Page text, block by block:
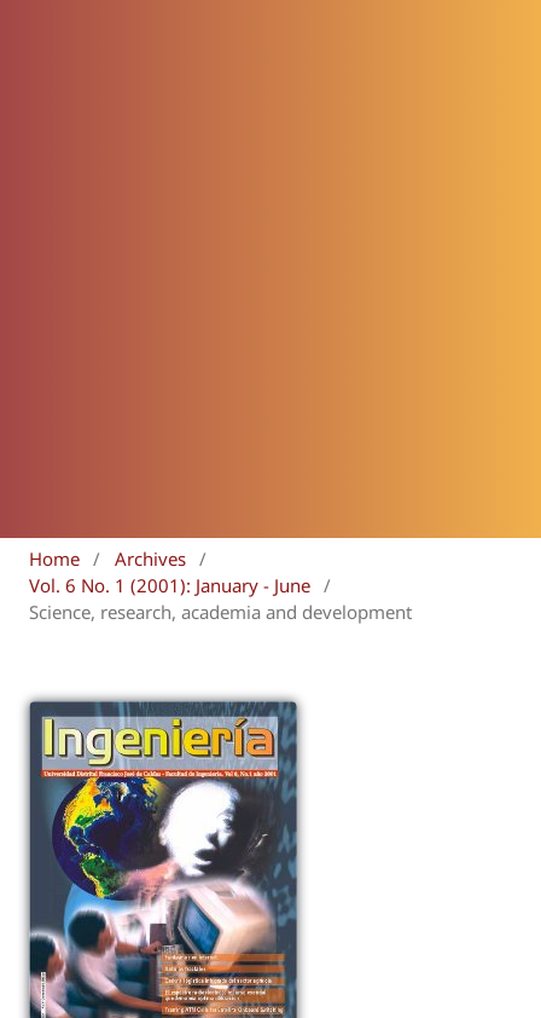
Home / Archives /
Vol. 6 No. 1 (2001): January - June /
Science, research, academia and development